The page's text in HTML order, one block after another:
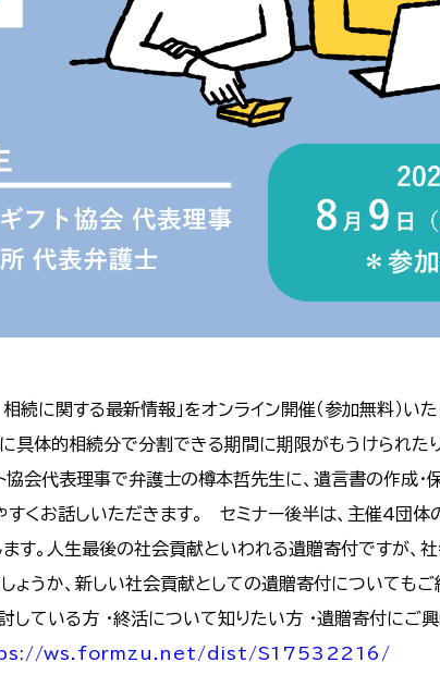
に関する最新情報」をオンライン開催（参加無料）い
具体的相続分で分割できる期間に期限がもうけられた
会代表理事で弁護士の樽本哲先生に、遺言書の作成
すくお話しいただきます。 セミナー後半は、主催4団体
す。人生最後の社会貢献といわれる遺贈寄付ですが、
ょうか、新しい社会貢献としての遺贈寄付についても
している方 ・終活について知りたい方 ・遺贈寄付にご
ws.formzu.net/dist/S17532216/